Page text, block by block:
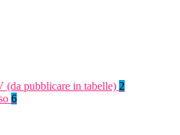
(da pubblicare in tabelle) 2
6